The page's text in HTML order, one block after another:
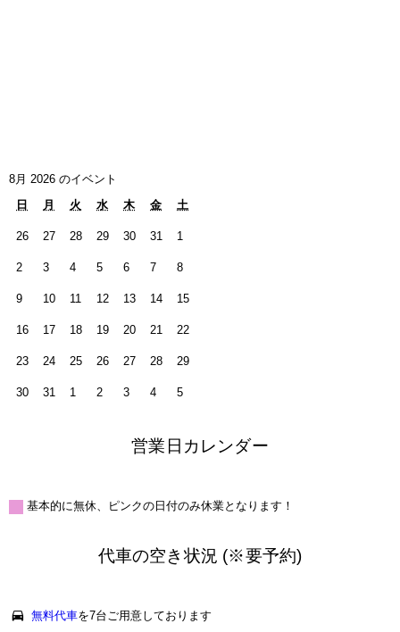
8月 2026 のイベント
日
月 火 水 木 金 土
26 27 28 29 30 31 1
2 3 4 5 6 7 8
9 10 11 12 13 14 15
16 17 18 19 20 21 22
23 24 25 26 27 28 29
30 31 1 2 3 4 5
営業日カレンダー
基本的に無休、ピンクの日付のみ休業となります！
代車の空き状況 (※要予約)
無料代車を7台ご用意しております